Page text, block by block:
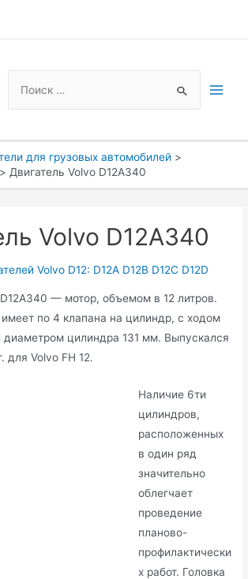
для грузовых автомобилей
Двигатель Volvo D12A340
Volvo D12A340
Volvo D12: D12A D12B D12C D12D
— мотор, объемом в 12 литров.
по 4 клапана на цилиндр, с ходом
цилиндра 131 мм. Выпускался
для Volvo FH 12.
Наличие 6ти
цилиндров,
расположенных
в один ряд
значительно
облегчает
проведение
планово-
профилактически
х работ. Головка